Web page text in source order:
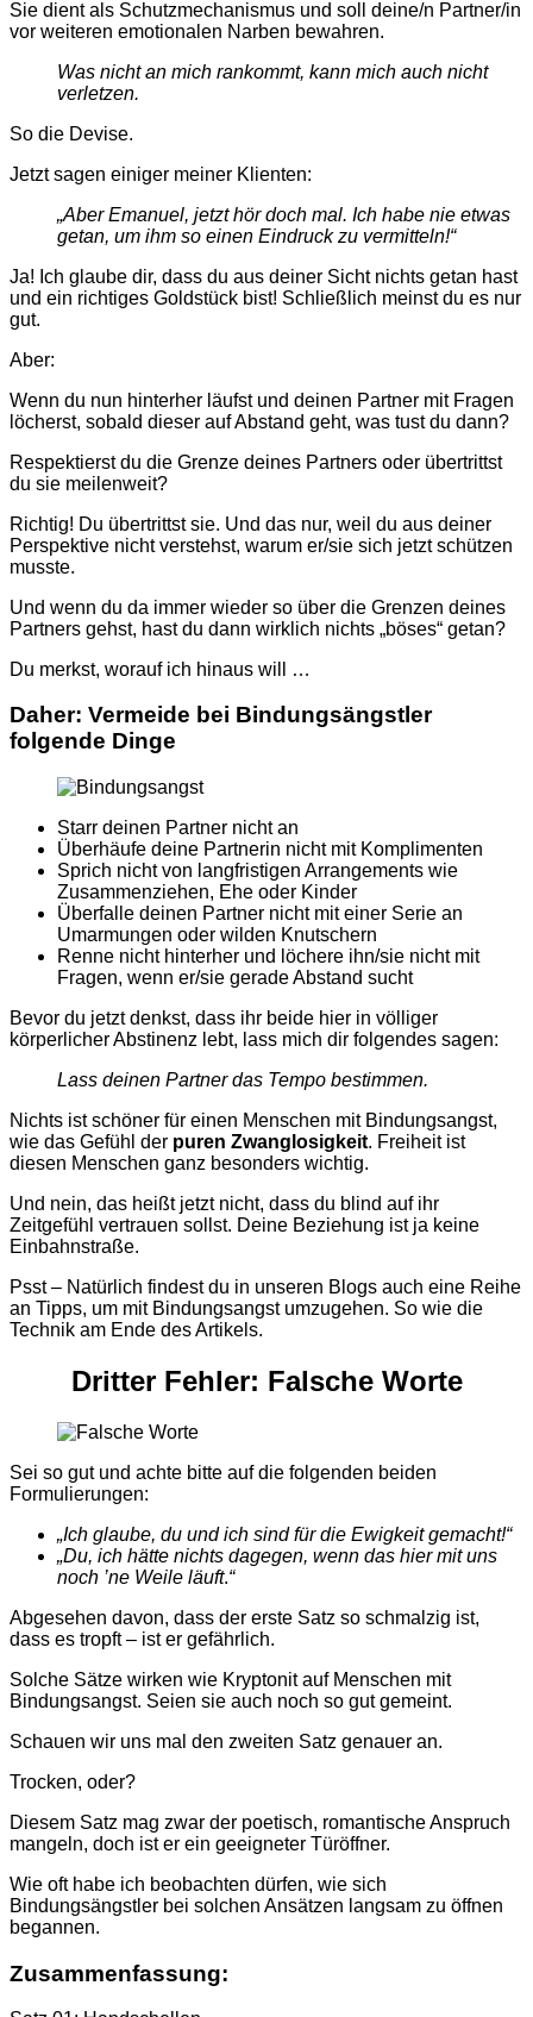
Sie dient als Schutzmechanismus und soll deine/n Partner/in
vor weiteren emotionalen Narben bewahren.
Was nicht an mich rankommt, kann mich auch nicht
verletzen.
So die Devise.
Jetzt sagen einiger meiner Klienten:
„Aber Emanuel, jetzt hör doch mal. Ich habe nie etwas
getan, um ihm so einen Eindruck zu vermitteln!“
Ja! Ich glaube dir, dass du aus deiner Sicht nichts getan hast
und ein richtiges Goldstück bist! Schließlich meinst du es nur
gut.
Aber:
Wenn du nun hinterher läufst und deinen Partner mit Fragen
löcherst, sobald dieser auf Abstand geht, was tust du dann?
Respektierst du die Grenze deines Partners oder übertrittst
du sie meilenweit?
Richtig! Du übertrittst sie. Und das nur, weil du aus deiner
Perspektive nicht verstehst, warum er/sie sich jetzt schützen
musste.
Und wenn du da immer wieder so über die Grenzen deines
Partners gehst, hast du dann wirklich nichts „böses“ getan?
Du merkst, worauf ich hinaus will …
Daher: Vermeide bei Bindungsängstler
folgende Dinge
Starr deinen Partner nicht an
Überhäufe deine Partnerin nichtmit Komplimenten
Sprich nichtvon langfristigen Arrangements wie
Zusammenziehen, Ehe oder Kinder
Überfalle deinen Partner nichtmit einer Serie an
Umarmungen oder wilden Knutschern
Renne nicht hinterher und löchere ihn/sie nicht mit
Fragen, wenn er/sie gerade Abstand sucht
Bevor du jetzt denkst, dass ihr beide hier in völliger
körperlicher Abstinenz lebt, lass mich dir folgendes sagen:
Lass deinen Partner das Tempo bestimmen.
Nichts ist schöner für einen Menschen mit Bindungsangst,
wie das Gefühl der puren Zwanglosigkeit. Freiheit ist
diesen Menschen ganz besonders wichtig.
Und nein, das heißt jetzt nicht, dass du blind auf ihr
Zeitgefühl vertrauen sollst. Deine Beziehung ist ja keine
Einbahnstraße.
Psst – Natürlich findest du in unseren Blogs auch eine Reihe
an Tipps, um mit Bindungsangst umzugehen. So wie die
Technik am Ende des Artikels.
Dritter Fehler: FalscheWorte
Sei so gut und achte bitte auf die folgenden beiden
Formulierungen:
„Ich glaube, du und ich sind für die Ewigkeit gemacht!“
„Du, ich hätte nichts dagegen, wenn das hier mit uns
noch ’ne Weile läuft.“
Abgesehen davon, dass der erste Satz so schmalzig ist,
dass es tropft – ist er gefährlich.
Solche Sätze wirken wie Kryptonit auf Menschen mit
Bindungsangst. Seien sie auch noch so gut gemeint.
Schauen wir uns mal den zweiten Satz genauer an.
Trocken, oder?
Diesem Satz mag zwar der poetisch, romantische Anspruch
mangeln, doch ist er ein geeigneter Türöffner.
Wie oft habe ich beobachten dürfen, wie sich
Bindungsängstler bei solchen Ansätzen langsam zu öffnen
begannen.
Zusammenfassung: